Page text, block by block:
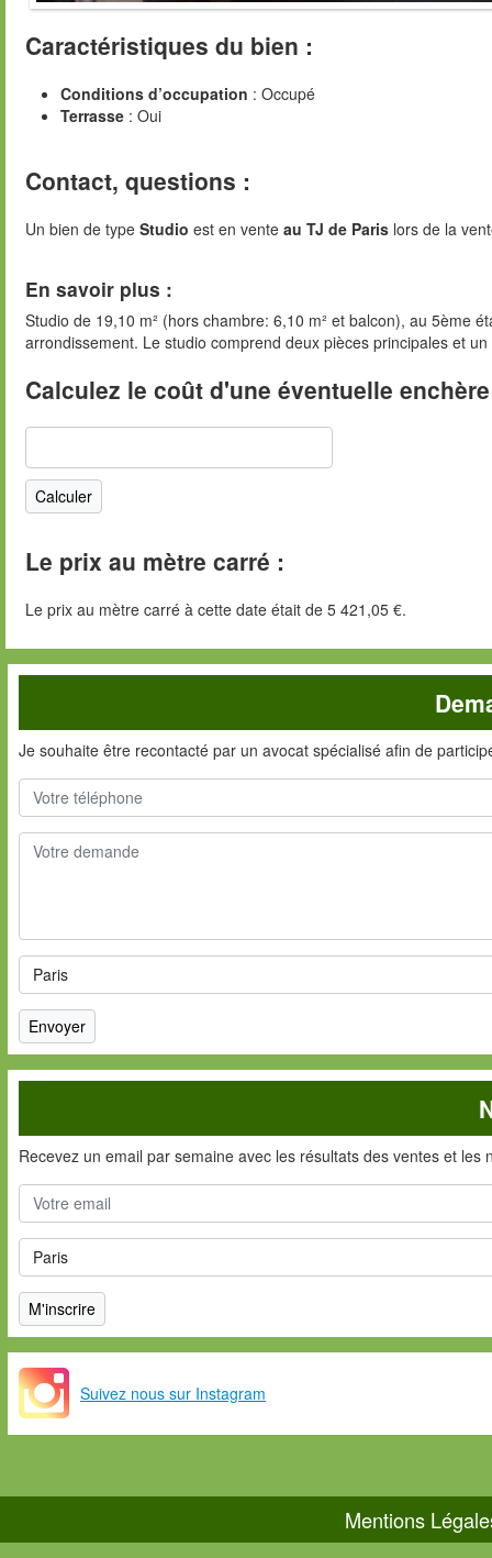
Caractéristiques du bien :
Conditions d’occupation : Occupé
Terrasse : Oui
Contact, questions :
Un bien de type Studio est en vente au TJ de Paris lors de la
En savoir plus :
Studio de 19,10 m² (hors chambre: 6,10 m² et balcon), au 5ème
arrondissement. Le studio comprend deux pièces principales et
Calculez le coût d'une éventuelle
Le prix au mètre carré :
Le prix au mètre carré à cette date était de 5 421,05 €.
Je souhaite être recontacté par un avocat spécialisé afin de
Recevez un email par semaine avec les résultats des ventes et
Suivez nous sur Instagram
Mentions